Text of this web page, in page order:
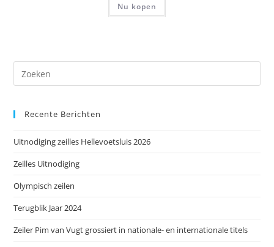
Nu kopen
op
Recente Berichten
Uitnodiging zeilles Hellevoetsluis 2026
Zeilles Uitnodiging
Olympisch zeilen
Terugblik Jaar 2024
Zeiler Pim van Vugt grossiert in nationale- en internationale titels